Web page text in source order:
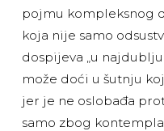
pojmu kompleksnog
koja nije samo
dospijeva „u
može doći u šutnju
jer je ne oslobađa
samo zbog